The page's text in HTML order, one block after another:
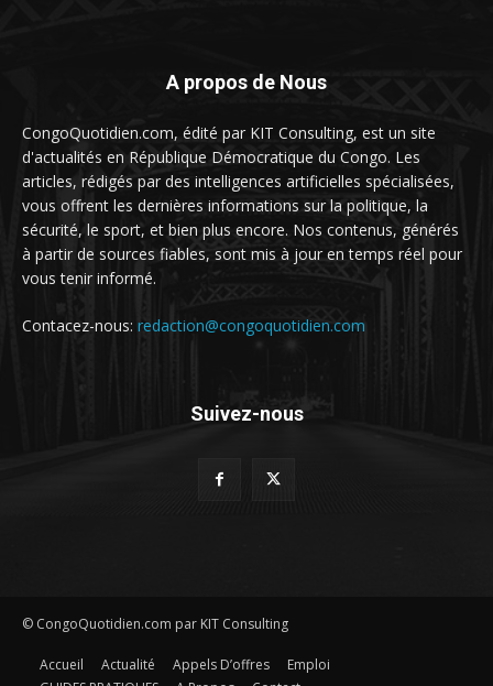
A propos de Nous
CongoQuotidien.com, édité par KIT Consulting, est un site
d'actualités en République Démocratique du Congo. Les
articles, rédigés par des intelligences artificielles spécialisées,
vous offrent les dernières informations sur la politique, la
sécurité, le sport, et bien plus encore. Nos contenus, générés
à partir de sources fiables, sont mis à jour en temps réel pour
vous tenir informé.
Contacez-nous: redaction@congoquotidien.com
Suivez-nous
© CongoQuotidien.com par KIT Consulting
Accueil Actualité Appels D’offres
Emploi